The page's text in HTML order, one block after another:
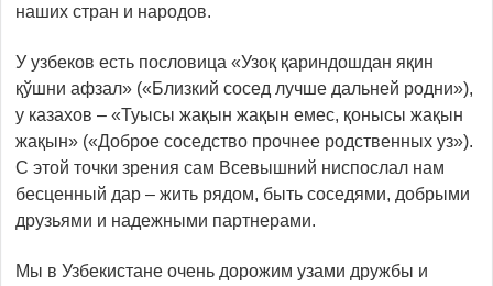
наших стран и народов.
У узбеков есть пословица «Узоқ қариндошдан яқин
қўшни афзал» («Близкий сосед лучше дальней родни»),
у казахов – «Туысы жақын жақын емес, қонысы жақын
жақын» («Доброе соседство прочнее родственных уз»).
С этой точки зрения сам Всевышний ниспослал нам
бесценный дар – жить рядом, быть соседями, добрыми
друзьями и надежными партнерами.
Мы в Узбекистане очень дорожим узами дружбы и